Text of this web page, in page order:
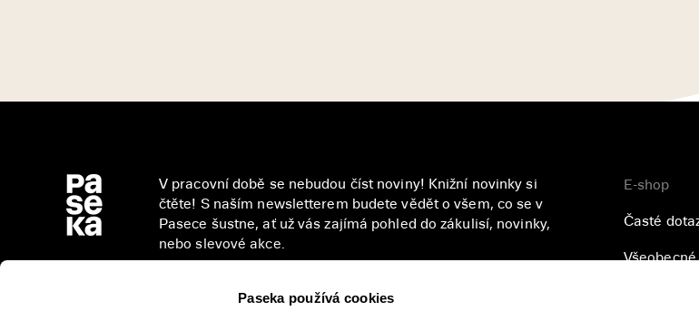
Paseka používá cookies
V pracovní době se nebudou číst noviny! Knižní novinky si
čtěte! S naším newsletterem budete vědět o všem, co se v
Pasece šustne, ať už vás zajímá pohled do zákulisí, novinky,
nebo slevové akce.
E-shop
Časté